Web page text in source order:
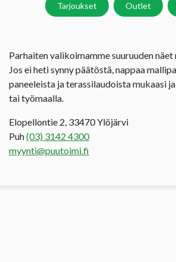
Tarjoukset Outlet
Parhaiten valikoimamme suuruuden näet
Jos ei heti synny päätöstä, nappaa
paneeleista ja terassilaudoista mukaasi
tai työmaalla.
Elopellontie 2, 33470 Ylöjärvi
Puh(03) 3142 4300
myynti@puutoimi.fi